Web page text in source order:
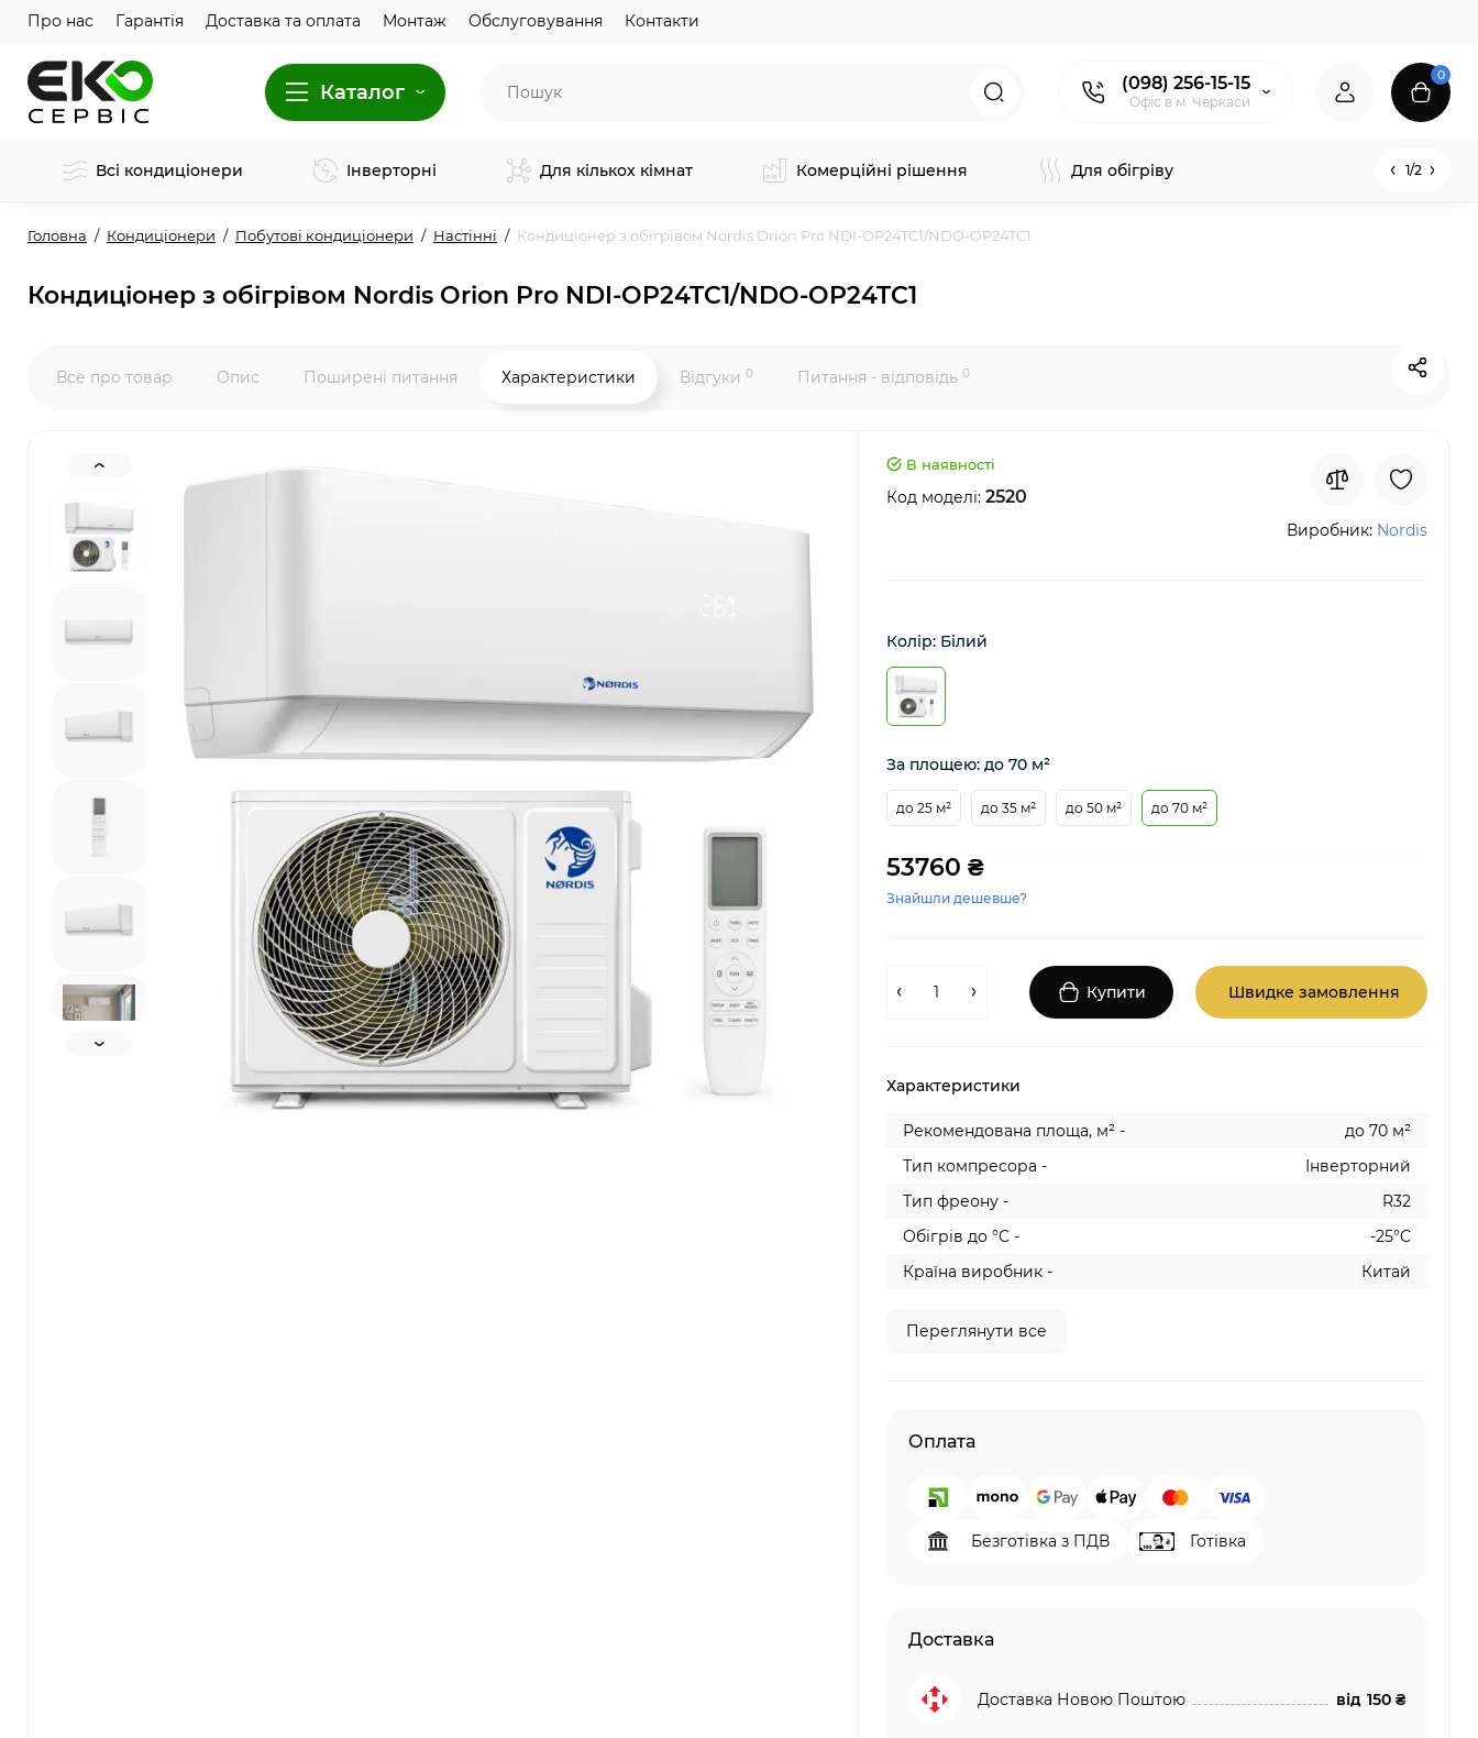
Про нас Гарантія Доставка та оплата Монтаж Обслуговування Контакти
Каталог (098) 256-15-15
Офіс в м. Черкаси
0
Всі кондиціонери Інверторні Для кількох кімнат Комерційні рішення Для обігріву 1/2
Головна Кондиціонери Побутові кондиціонери Настінні Кондиціонер з обігрівом Nordis Orion Pro NDI-OP24TC1/NDO-OP24TC1
Кондиціонер з обігрівом Nordis Orion Pro NDI-OP24TC1/NDO-OP24TC1
Все про товар Опис Поширені питання Характеристики Відгуки 0 Питання - відповідь 0
В наявності
Код моделі: 2520
Виробник: Nordis
Колір: Білий
За площею: до 70 м²
до 25 м² до 35 м² до 50 м² до 70 м²
53760 ₴
Знайшли дешевше?
Купити Швидке замовлення
Характеристики
Рекомендована площа, м² -
до 70 м²
Тип компресора -
Інверторний
Тип фреону -
R32
Обігрів до °C -
-25°C
Країна виробник -
Китай
Переглянути все
Оплата
Безготівка з ПДВ Готівка
Доставка
Доставка Новою Поштою від 150 ₴